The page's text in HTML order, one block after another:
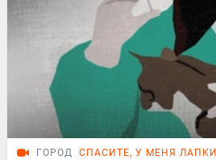
ГОРОД СПАСИТЕ, У МЕНЯ ЛАПКИ